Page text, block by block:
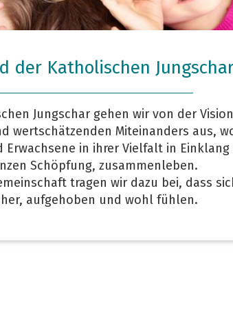
Pressmaster/shutterstock.com
der Katholischen
Jungschar gehen wir von der
wertschätzenden Miteinanders aus,
Erwachsene in ihrer Vielfalt in
Schöpfung, zusammenleben.
tragen wir dazu bei, dass
aufgehoben und wohl fühlen.